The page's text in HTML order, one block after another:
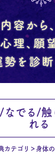
なでる/触
れる
カテゴリ 身体